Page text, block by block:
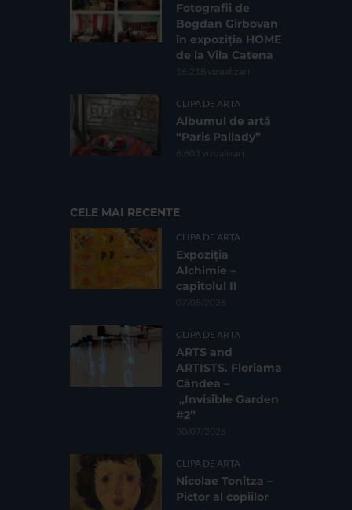
Fotografii de
Bogdan Gîrbovan
în expoziția HOME
de la Vila Catena
16.218 vizualizari
CLIPA DE ARTA
Albumul de artă
“Paris Pallady”
6.603 vizualizari
CELE MAI RECENTE
CLIPA DE ARTA
Expoziția
Alchimie –
capitolul II
07/08/2026
CLIPA DE ARTA
ARTS and
ARTISTS. Floriama
Cândea –
„Invisible Garden
#2”
30/07/2026
CLIPA DE ARTA
Nicolae Tonitza –
Pictor al copiilor